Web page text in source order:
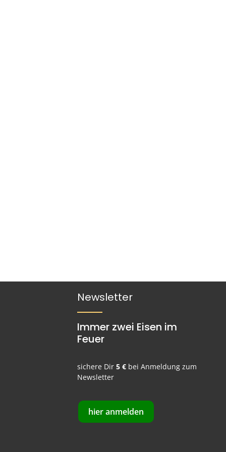
Newsletter
Immer zwei Eisen im
Feuer
sichere Dir5 € bei Anmeldung zum
Newsletter
hier anmelden